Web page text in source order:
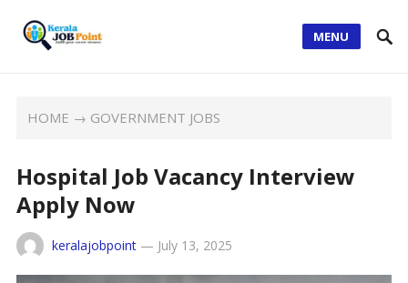
MENU
HOME → GOVERNMENT JOBS
Hospital Job Vacancy Interview
Apply Now
keralajobpoint— July 13, 2025